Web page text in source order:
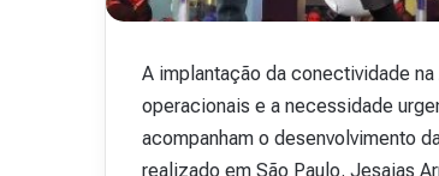
A implantação da conectividade
operacionais e a necessidade
acompanham o desenvolvimento
realizado em São Paulo. Jesaias